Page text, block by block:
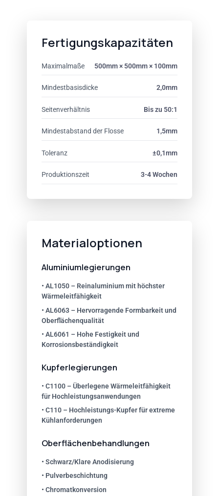
Fertigungskapazitäten
Maximalmaße 500mm × 500mm × 100mm
Mindestbasisdicke 2,0mm
Seitenverhältnis Bis zu 50:1
Mindestabstand der Flosse 1,5mm
Toleranz ±0,1mm
Produktionszeit 3-4 Wochen
Materialoptionen
Aluminiumlegierungen
• AL1050 – Reinaluminium mit höchster
Wärmeleitfähigkeit
• AL6063 – Hervorragende Formbarkeit und
Oberflächenqualität
• AL6061 – Hohe Festigkeit und
Korrosionsbeständigkeit
Kupferlegierungen
• C1100 – Überlegene Wärmeleitfähigkeit
für Hochleistungsanwendungen
• C110 – Hochleistungs-Kupfer für extreme
Kühlanforderungen
Oberflächenbehandlungen
• Schwarz/Klare Anodisierung
• Pulverbeschichtung
• Chromatkonversion